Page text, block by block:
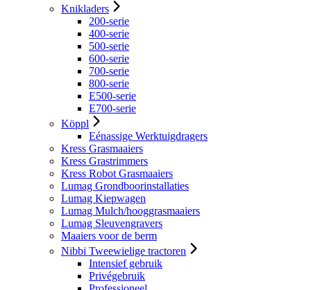
Knikladers
200-serie
400-serie
500-serie
600-serie
700-serie
800-serie
E500-serie
E700-serie
Köppl
Eénassige Werktuigdragers
Kress Grasmaaiers
Kress Grastrimmers
Kress Robot Grasmaaiers
Lumag Grondboorinstallaties
Lumag Kiepwagen
Lumag Mulch/hooggrasmaaiers
Lumag Sleuvengravers
Maaiers voor de berm
Nibbi Tweewielige tractoren
Intensief gebruik
Privégebruik